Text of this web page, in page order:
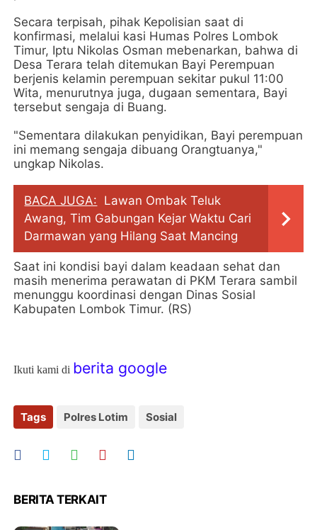
Secara terpisah, pihak Kepolisian saat di
konfirmasi, melalui kasi Humas Polres Lombok
Timur, Iptu Nikolas Osman mebenarkan, bahwa di
Desa Terara telah ditemukan Bayi Perempuan
berjenis kelamin perempuan sekitar pukul 11:00
Wita, menurutnya juga, dugaan sementara, Bayi
tersebut sengaja di Buang.
"Sementara dilakukan penyidikan, Bayi perempuan
ini memang sengaja dibuang Orangtuanya,"
ungkap Nikolas.
BACA JUGA: Lawan Ombak Teluk
Awang, Tim Gabungan Kejar Waktu Cari
Darmawan yang Hilang Saat Mancing
Saat ini kondisi bayi dalam keadaan sehat dan
masih menerima perawatan di PKM Terara sambil
menunggu koordinasi dengan Dinas Sosial
Kabupaten Lombok Timur. (RS)
Ikuti kami di berita google
Tags Polres Lotim Sosial
BERITA TERKAIT